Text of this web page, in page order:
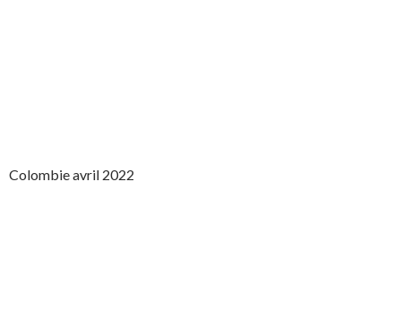
Colombie avril 2022